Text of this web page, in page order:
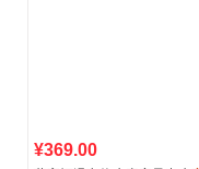
¥369.00